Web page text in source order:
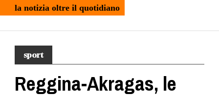
la notizia oltre il quotidiano
sport
Reggina-Akragas, le